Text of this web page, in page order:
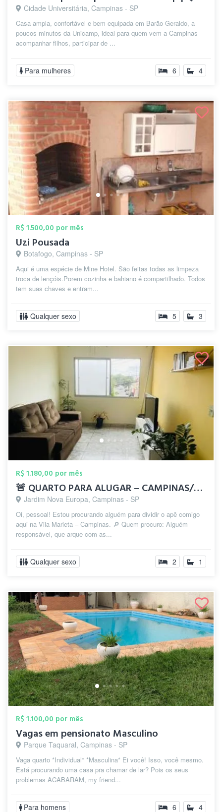
Cidade Universitária, Campinas - SP
Casa ampla, confortável e bem equipada em Barão Geraldo, a
poucos minutos da Unicamp, ideal para quem vem a Campinas
acompanhar filhos, participar de ...
Para mulheres 6 4
R$ 1.500,00 por mês
Uzi Pousada
Botafogo, Campinas - SP
Aqui é uma espécie de Mine Hotel. São feitas todas as limpeza
troca de lençóis.Porem cozinha e bahiano é compartilhado. Todos
tem suas chaves e entram...
Qualquer sexo 5 3
R$ 1.180,00 por mês
🚨 QUARTO PARA ALUGAR – CAMPINAS/SP (Vil...
Jardim Nova Europa, Campinas - SP
Oi, pessoal! Estou procurando alguém para dividir o apê comigo
aqui na Vila Marieta – Campinas. 🔎 Quem procuro: Alguém
responsável, que arque com as...
Qualquer sexo 2 1
R$ 1.100,00 por mês
Vagas em pensionato Masculino
Parque Taquaral, Campinas - SP
Vaga quarto *Individual* *Masculina* Ei você! Isso, você mesmo.
Está procurando uma casa pra chamar de lar? Pois os seus
problemas ACABARAM, my friend...
Para homens 6 4